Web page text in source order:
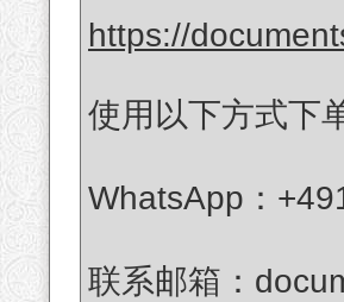
https://
使用以下方式下
WhatsApp：
联系邮箱：